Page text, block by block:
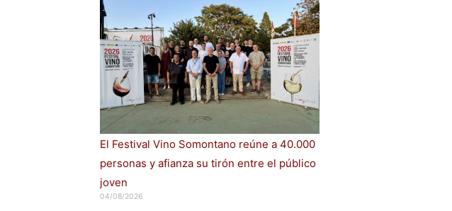
El Festival Vino Somontano reúne a 40.000
personas y afianza su tirón entre el público
joven
04/08/2026